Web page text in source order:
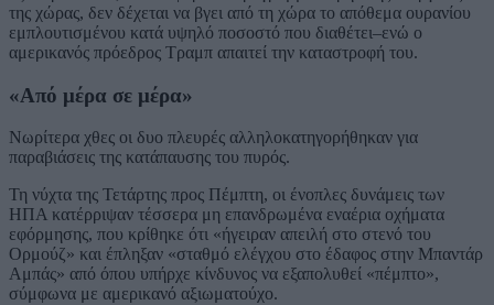
της χώρας, δεν δέχεται να βγει από τη χώρα το απόθεμα ουρανίου
εμπλουτισμένου κατά υψηλό ποσοστό που διαθέτει–ενώ ο
αμερικανός πρόεδρος Τραμπ απαιτεί την καταστροφή του.
«Από μέρα σε μέρα»
Νωρίτερα χθες οι δυο πλευρές αλληλοκατηγορήθηκαν για
παραβιάσεις της κατάπαυσης του πυρός.
Τη νύχτα της Τετάρτης προς Πέμπτη, οι ένοπλες δυνάμεις των
ΗΠΑ κατέρριψαν τέσσερα μη επανδρωμένα εναέρια οχήματα
εφόρμησης, που κρίθηκε ότι «ήγειραν απειλή στο στενό του
Ορμούζ» και έπληξαν «σταθμό ελέγχου στο έδαφος στην Μπαντάρ
Αμπάς» από όπου υπήρχε κίνδυνος να εξαπολυθεί «πέμπτο»,
σύμφωνα με αμερικανό αξιωματούχο.